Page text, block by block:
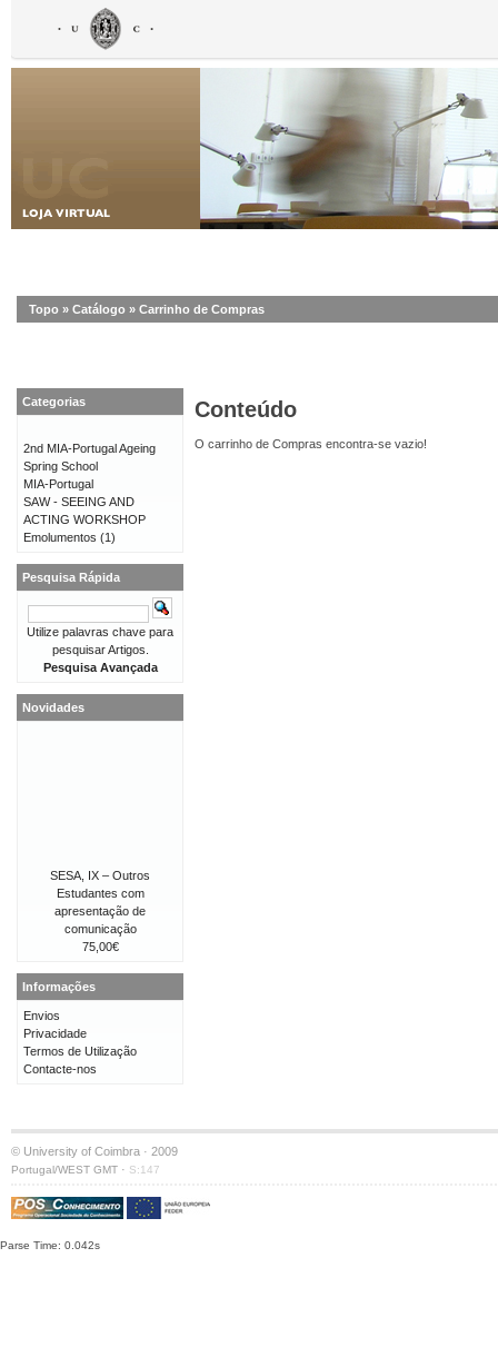
Topo » Catálogo » Carrinho de Compras
Conteúdo
O carrinho de Compras encontra-se vazio!
Categorias
2nd MIA-Portugal Ageing
Spring School
MIA-Portugal
SAW - SEEING AND
ACTING WORKSHOP
Emolumentos (1)
Pesquisa Rápida
Utilize palavras chave para
pesquisar Artigos.
Pesquisa Avançada
Novidades
SESA, IX – Outros
Estudantes com
apresentação de
comunicação
75,00€
Informações
Envios
Privacidade
Termos de Utilização
Contacte-nos
© University of Coimbra · 2009
Portugal/WEST GMT · S:147
Parse Time: 0.042s